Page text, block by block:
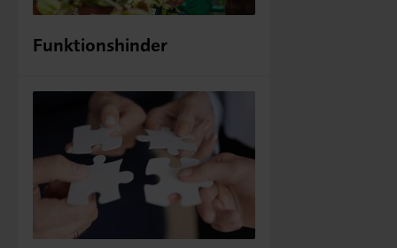
Funktionshinder